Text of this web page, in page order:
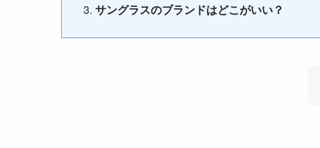
サングラスのブランドはどこがいい？